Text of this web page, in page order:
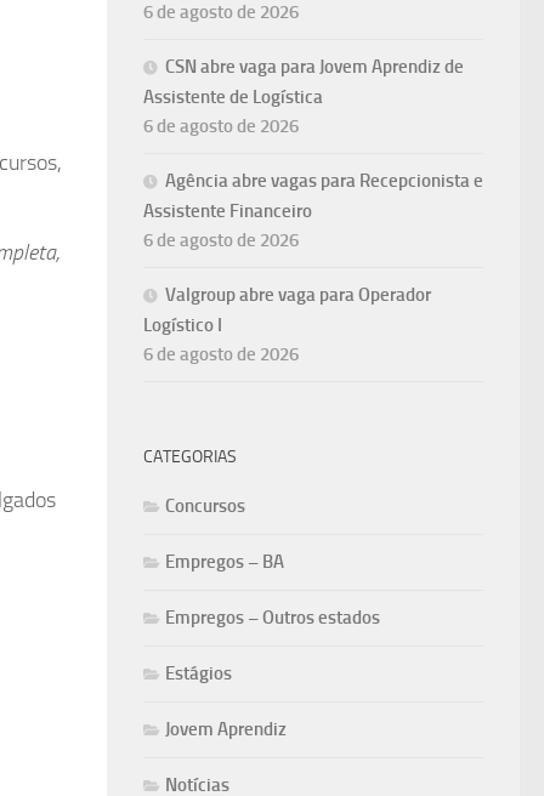
6 de agosto de 2026
CSN abre vaga para Jovem Aprendiz de
Assistente de Logística
6 de agosto de 2026
Agência abre vagas para Recepcionista e
Assistente Financeiro
6 de agosto de 2026
Valgroup abre vaga para Operador
Logístico I
6 de agosto de 2026
CATEGORIAS
Concursos
Empregos – BA
Empregos – Outros estados
Estágios
Jovem Aprendiz
Notícias